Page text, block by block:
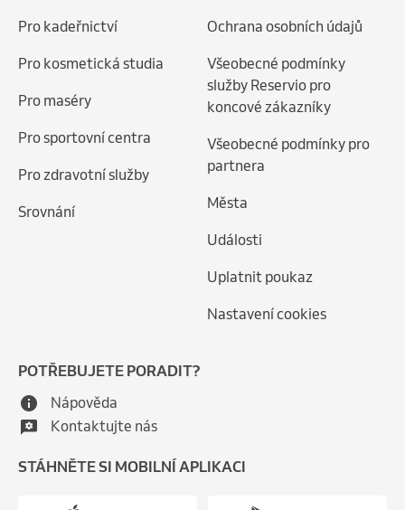
Pro kadeřnictví
Pro kosmetická studia
Pro maséry
Pro sportovní centra
Pro zdravotní služby
Srovnání
Ochrana osobních údajů
Všeobecné podmínky
služby Reservio pro
koncové zákazníky
Všeobecné podmínky pro
partnera
Města
Události
Uplatnit poukaz
Nastavení cookies
POTŘEBUJETE PORADIT?
Nápověda
Kontaktujte nás
STÁHNĚTE SI MOBILNÍ APLIKACI